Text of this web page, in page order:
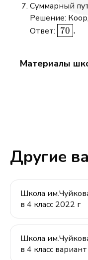
Суммарный
Решение:
Ответ: 70 .
Материалы
Другие
Школа
в 4 класс 2022 г
Школа
в 4 класс